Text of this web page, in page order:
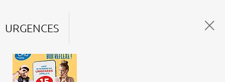
URGENCES